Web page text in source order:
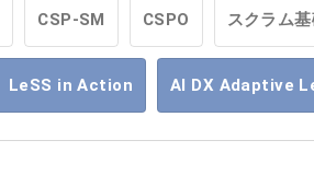
CSP-SM CSPO スクラム
LeSS in Action AI DX Adaptive